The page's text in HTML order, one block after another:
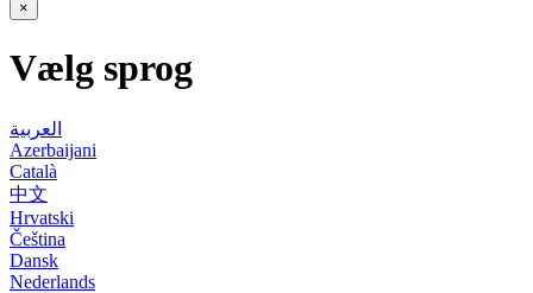
×
Vælg sprog
العربية
Azerbaijani
Català
中文
Hrvatski
Čeština
Dansk
Nederlands